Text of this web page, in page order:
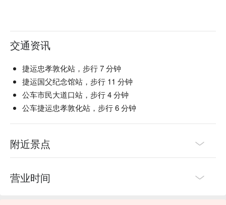
扑克牌特调 | 全台独创！54 张牌对应 54 款神秘调酒，抽一张
💡 FunNow 懂吃笔记：本推荐由 AI 汇整网络热门口碑。（贴
心提醒：若有小酌请勿开车｜饮酒过量，有害健康）
交通资讯
捷运忠孝敦化站，步行 7 分钟
捷运国父纪念馆站，步行 11 分钟
公车市民大道口站，步行 4 分钟
公车捷运忠孝敦化站，步行 6 分钟
附近景点
营业时间